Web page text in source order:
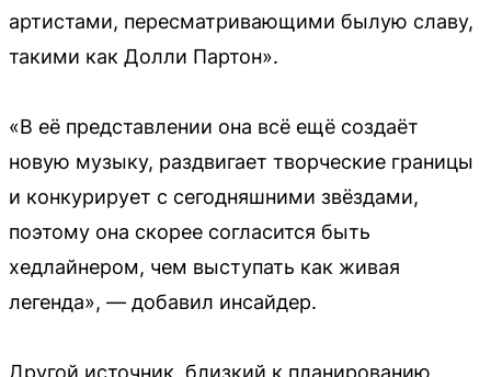
артистами, пересматривающими былую славу,
такими как Долли Партон».
«В её представлении она всё ещё создаёт
новую музыку, раздвигает творческие границы
и конкурирует с сегодняшними звёздами,
поэтому она скорее согласится быть
хедлайнером, чем выступать как живая
легенда», — добавил инсайдер.
Другой источник, близкий к планированию